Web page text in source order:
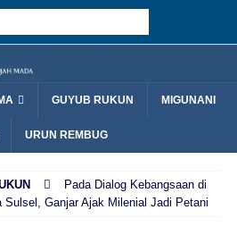
GUYUB RUKUN MIGUNANI
URUN REMBUG
Pada Dialog Kebangsaan di
Sulsel, Ganjar Ajak Milenial Jadi Petani